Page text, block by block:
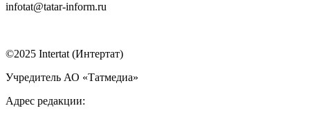
infotat@tatar-inform.ru
©2025 Intertat (Интертат)
Учредитель АО «Татмедиа»
Адрес редакции: